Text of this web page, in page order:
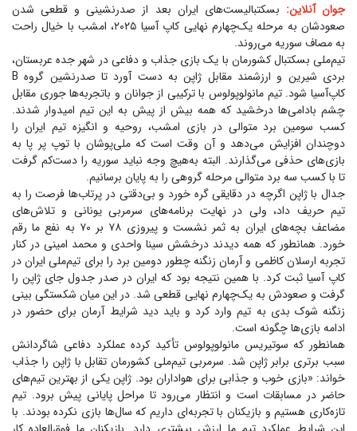
جوان آنلاین: بسکتبالیست‌های ایران بعد از صدرنشینی و قطعی شدن
صعودشان به مرحله یک‌چهارم نهایی کاپ آسیا ۲۰۲۵، امشب با خیال راحت
به مصاف سوریه می‌روند.
تیم‌ملی بسکتبال کشورمان با یک بازی جذاب و دفاعی در شهر جده عربستان،
بردی شیرین و ارزشمند مقابل ژاپن به دست آورد تا صدرنشین گروه B
کاپ‌آسیا شود. تیم مانولوپولوس با ترکیبی از جوانان و باتجربه‌ها جوری مقابل
چشم بادامی‌ها درخشید که همه بیش از پیش به این تیم امیدوار شدند.
کسب سومین برد متوالی در بازی امشب، روحیه و انگیزه تیم ایران را
دوچندان افزایش می‌دهد و آن وقت است که ملی‌پوشان با توپ پر پا به
بازی‌های حذفی می‌گذارند. البته به‌هیچ وجه نباید سوریه را دست‌کم گرفت
تا با کسب سه برد متوالی مرحله گروهی را به پایان برسانیم.
جدال با ژاپن اگرچه در دقایقی گره خورد و بی‌دقتی در پرتاب‌ها فرصت را به
تیم حریف داد، ولی در نهایت برنامه‌های سرمربی یونانی و تلاش‌های
مضاعف بچه‌های ایران به ثمر نشست و پیروزی ۷۸ بر ۷۰ به نفع ما رقم
خورد. همانطور که همه دیدند درخشش سینا واحدی و محمد امینی در کنار
تجربه ارسلان کاظمی و آرمان زنگنه چطور دومین برد را برای تیم‌ملی ایران در
کاپ آسیا ثبت کرد. با همین نتیجه بود که ایران در صدر جدول جای ژاپن را
گرفت و صعودش به یک‌چهارم نهایی قطعی شد. در این میان شکستگی بینی
زنگنه شوک بدی به تیم وارد کرد و باید دید شرایط آرمان برای حضور در
ادامه بازی‌ها چگونه است.
همانطور که سوتیریس مانولوپولوس تأکید کرده عملکرد دفاعی شاگردانش
سبب برتری برابر ژاپن شد. سرمربی تیم‌ملی کشورمان تقابل با ژاپن را جذاب
خواند: «بازی خوب و جذابی برای هواداران بود. ژاپن یکی از بهترین تیم‌های
حاضر در مسابقات است و انتظار می‌رود تا مراحل پایانی پیش برود. تیم
تازه‌کاری هستیم و بازیکنان با تجربه‌ای داریم که سال‌ها بازی نکرده بودند. با